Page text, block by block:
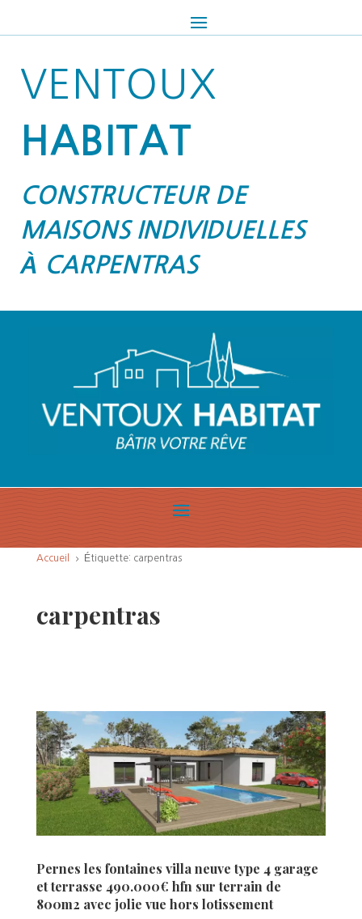
VENTOUX
HABITAT
CONSTRUCTEUR DE
MAISONS INDIVIDUELLES
À CARPENTRAS
Accueil 5 Étiquette: carpentras
carpentras
Pernes les fontaines villa neuve type 4 garage
et terrasse 490.000€ hfn sur terrain de
800m2 avec jolie vue hors lotissement